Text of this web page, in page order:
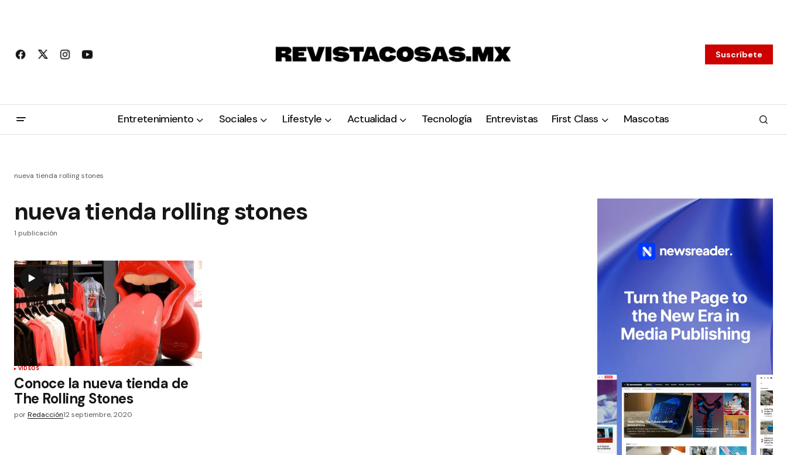
Suscríbete
Entretenimiento Sociales Lifestyle Actualidad Tecnología Entrevistas First Class Mascotas
nueva tienda rolling stones
nueva tienda rolling stones
1 publicación
VIDEOS
Conoce la nueva tienda de
The Rolling Stones
porRedacción12 septiembre, 2020